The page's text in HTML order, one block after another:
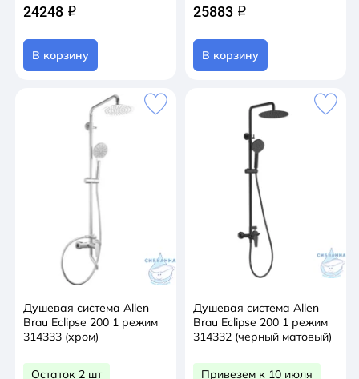
24248 q
В корзину
25883 q
В корзину
Душевая система Allen
Brau Eclipse 200 1 режим
314333 (хром)
Остаток 2 шт
Душевая система Allen
Brau Eclipse 200 1 режим
314332 (черный матовый)
Привезем к 10 июля